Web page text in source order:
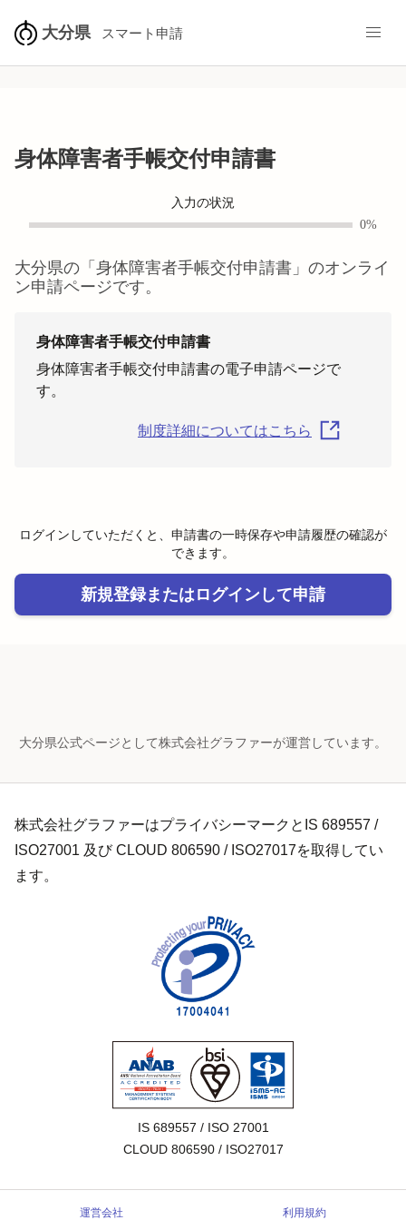
大分県 スマート申請
身体障害者手帳交付申請書
入力の状況
0%
大分県の「 身体障害者手帳交付申請書 」のオンライ
ン申請ページです。
身体障害者手帳交付申請書
身体障害者手帳交付申請書の電子申請ページで
す。
制度詳細についてはこちら
ログインしていただくと、申請書の一時保存や申請履歴の確認が
できます。
新規登録またはログインして申請
大分県公式ページとして株式会社グラファーが運営しています。
株式会社グラファーはプライバシーマークとIS 689557 /
ISO27001 及び CLOUD 806590 / ISO27017を取得してい
ます。
IS 689557 / ISO 27001
CLOUD 806590 / ISO27017
運営会社 利用規約